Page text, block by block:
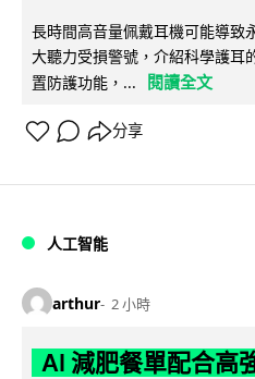
長時間高音量佩戴耳機可能導致
大聽力受損警號，介紹科學護
置防護功能，...
閱讀全文
分享
人工智能
arthur 2 小時
AI 減肥餐單配合